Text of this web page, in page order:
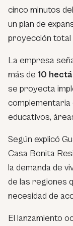
cinco minutos
un plan de
proyección total
La empresa
más de 10
se proyecta
educativos,
Según explicó
Casa Bonita
la demanda de
de las regiones
necesidad de
El lanzamiento